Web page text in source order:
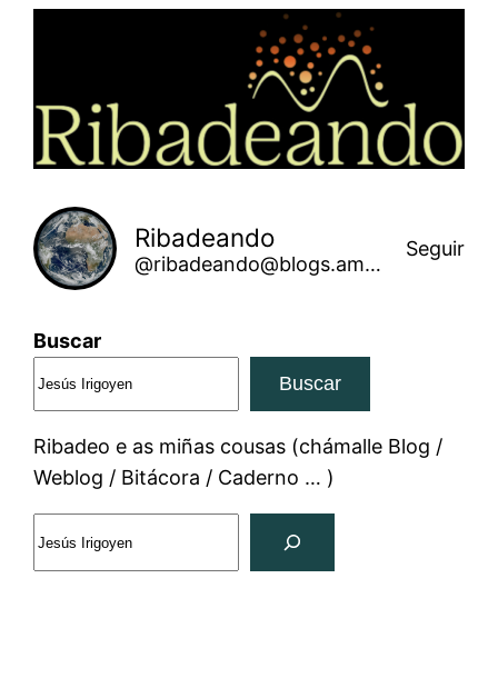
Ribadeando
@ribadeando@blogs.amarinha.gal
Seguir
Buscar
Buscar
Ribadeo e as miñas cousas (chámalle Blog /
Weblog / Bitácora / Caderno … )